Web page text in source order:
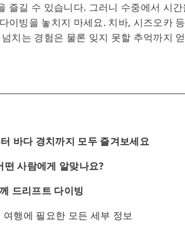
즐길 수 있습니다. 그러니 수중에서 시
이빙을 놓치지 마세요. 치바, 시즈오카
치는 경험은 물론 잊지 못할 추억까지
바다 경치까지 모두 즐겨보세요
사람에게 알맞나요?
드리프트 다이빙
행에 필요한 모든 세부 정보